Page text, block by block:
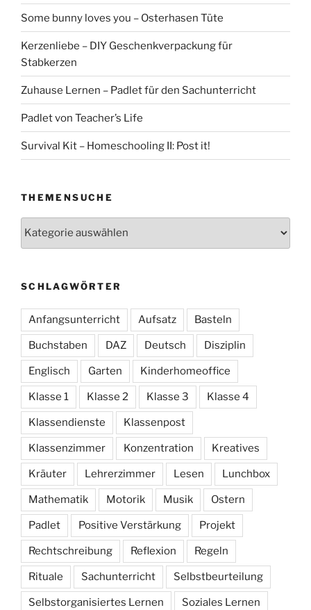
Some bunny loves you – Osterhasen Tüte
Kerzenliebe – DIY Geschenkverpackung für
Stabkerzen
Zuhause Lernen – Padlet für den Sachunterricht
Padlet von Teacher’s Life
Survival Kit – Homeschooling II: Post it!
THEMENSUCHE
SCHLAGWÖRTER
Anfangsunterricht Aufsatz Basteln
Buchstaben DAZ Deutsch Disziplin
Englisch Garten Kinderhomeoffice
Klasse 1 Klasse 2 Klasse 3 Klasse 4
Klassendienste Klassenpost
Klassenzimmer Konzentration Kreatives
Kräuter Lehrerzimmer Lesen Lunchbox
Mathematik Motorik Musik Ostern
Padlet Positive Verstärkung Projekt
Rechtschreibung Reflexion Regeln
Rituale Sachunterricht Selbstbeurteilung
Selbstorganisiertes Lernen Soziales Lernen